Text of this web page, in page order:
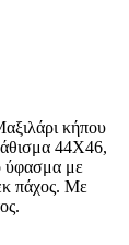
κήπου
44Χ46,
ύφασμα με
πάχος. Με